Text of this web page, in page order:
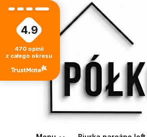
4.9
470 opinii
z całego okresu